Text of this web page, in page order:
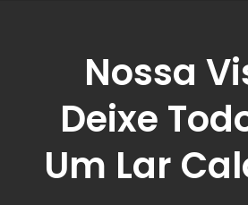
Nossa
Deixe
Um Lar